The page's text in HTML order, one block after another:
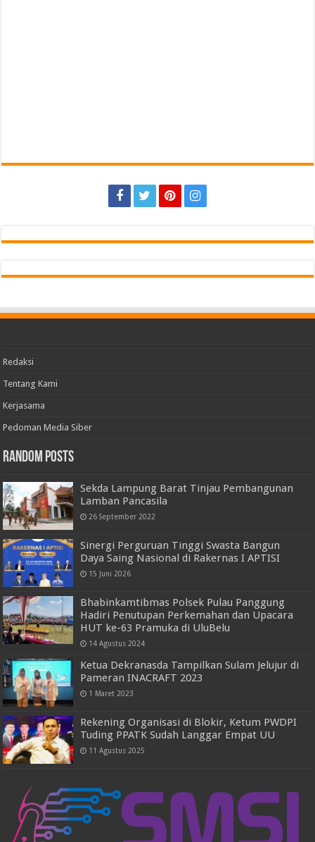
Redaksi
Tentang Kami
Kerjasama
Pedoman Media Siber
Random Posts
Sekda Lampung Barat Tinjau Pembangunan
Lamban Pancasila
26 September 2022
Sinergi Perguruan Tinggi Swasta Bangun
Daya Saing Nasional di Rakernas I APTISI
15 Juni 2026
Bhabinkamtibmas Polsek Pulau Panggung
Hadiri Penutupan Perkemahan dan Upacara
HUT ke-63 Pramuka di UluBelu
14 Agustus 2024
Ketua Dekranasda Tampilkan Sulam Jelujur di
Pameran INACRAFT 2023
1 Maret 2023
Rekening Organisasi di Blokir, Ketum PWDPI
Tuding PPATK Sudah Langgar Empat UU
11 Agustus 2025